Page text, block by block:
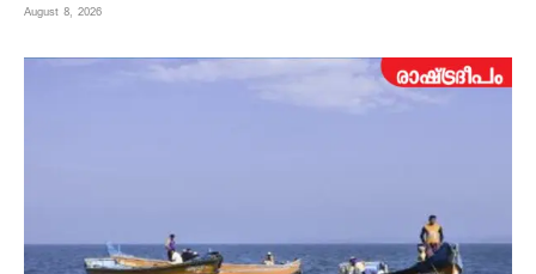
August 8, 2026